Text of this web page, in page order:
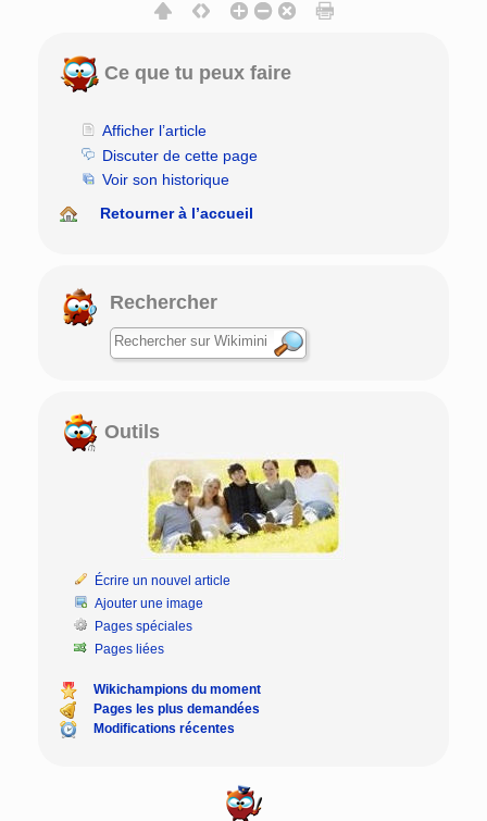
Ce que tu peux faire
Afficher l’article
Discuter de cette page
Voir son historique
Retourner à l’accueil
Rechercher
Outils
Écrire un nouvel article
Ajouter une image
Pages spéciales
Pages liées
Wikichampions du moment
Pages les plus demandées
Modifications récentes